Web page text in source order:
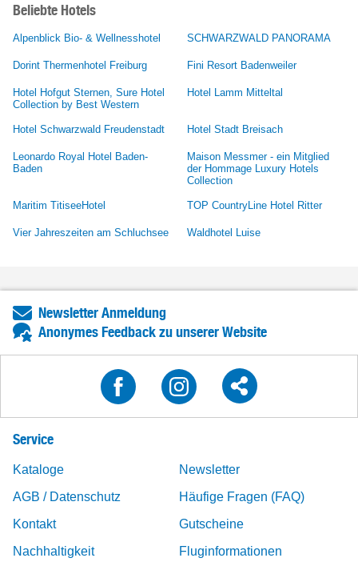
Beliebte Hotels
Alpenblick Bio- & Wellnesshotel SCHWARZWALD PANORAMA
Dorint Thermenhotel Freiburg Fini Resort Badenweiler
Hotel Hofgut Sternen, Sure Hotel
Collection by Best Western
Hotel Lamm Mitteltal
Hotel Schwarzwald Freudenstadt Hotel Stadt Breisach
Leonardo Royal Hotel Baden-
Baden
Maison Messmer - ein Mitglied
der Hommage Luxury Hotels
Collection
Maritim TitiseeHotel TOP CountryLine Hotel Ritter
Vier Jahreszeiten am Schluchsee Waldhotel Luise
Newsletter Anmeldung
Anonymes Feedback zu unserer Website
Service
Kataloge
Newsletter
AGB / Datenschutz
Häufige Fragen (FAQ)
Kontakt
Gutscheine
Nachhaltigkeit
Fluginformationen